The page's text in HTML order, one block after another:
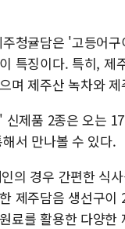
청귤담은 '고등어
특징이다. 특히, 제
며 제주산 녹차와
제품 2종은 오는
서 만나볼 수 있다.
의 경우 간편한 식
제주담음 생선구
료를 활용한 다양